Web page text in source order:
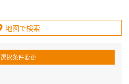
地図で検索
選択条件変更